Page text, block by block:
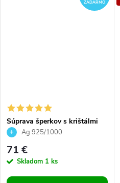
ZADARMO
Súprava šperkov s krištálmi
Swarovski - biele a okrúhle
Ag 925/1000
71 €
Skladom 1 ks